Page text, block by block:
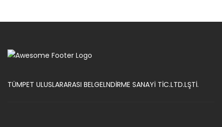
TÜMPET ULUSLARARASI BELGELNDİRME SANAYİ TİC.LTD.LŞTİ.